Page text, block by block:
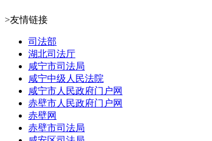
>友情链接
司法部
湖北司法厅
咸宁市司法局
咸宁中级人民法院
咸宁市人民政府门户网
赤壁市人民政府门户网
赤壁网
赤壁市司法局